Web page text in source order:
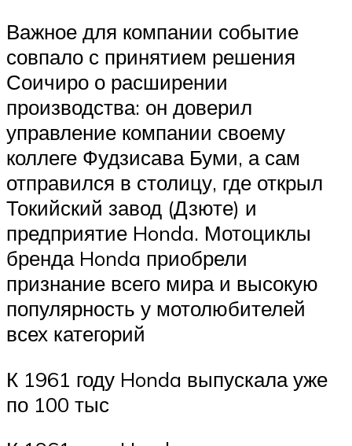
Важное для компании событие
совпало с принятием решения
Соичиро о расширении
производства: он доверил
управление компании своему
коллеге Фудзисава Буми, а сам
отправился в столицу, где открыл
Токийский завод (Дзюте) и
предприятие Honda. Мотоциклы
бренда Honda приобрели
признание всего мира и высокую
популярность у мотолюбителей
всех категорий
К 1961 году Honda выпускала уже
по 100 тыс